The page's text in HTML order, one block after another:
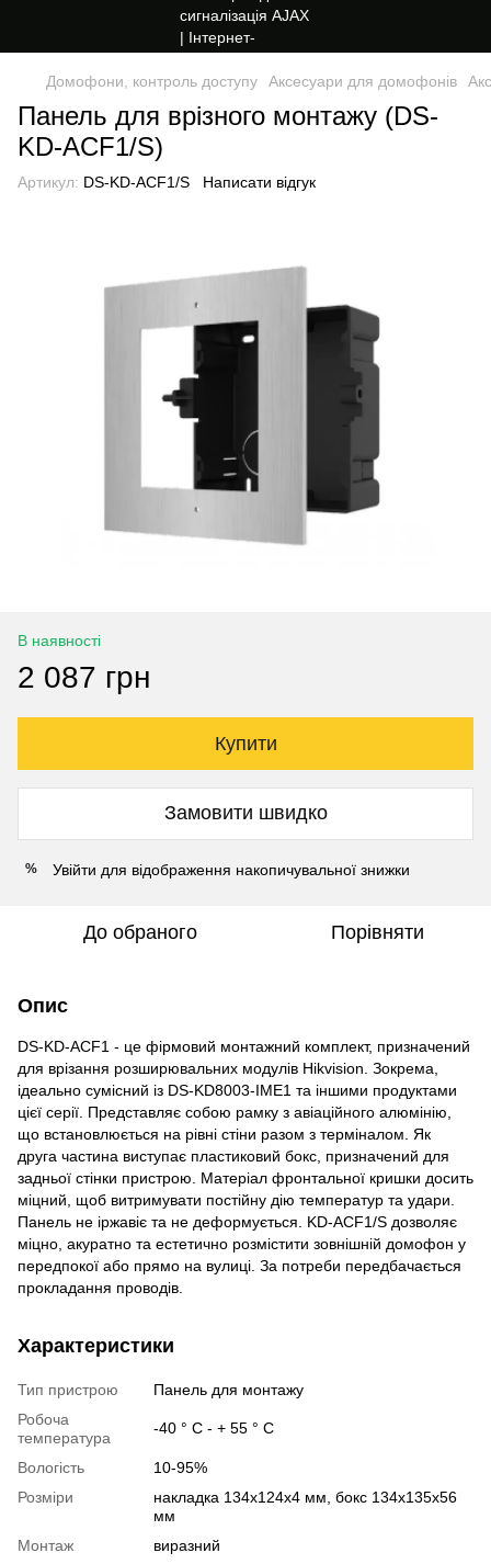
Домофони, контроль доступу Аксесуари для домофонів
Панель для врізного монтажу (DS-
KD-ACF1/S)
Артикул: DS-KD-ACF1/S Написати відгук
В наявності
2 087 грн
Купити
Замовити швидко
% Увійти для відображення накопичувальної знижки
До обраного Порівняти
Опис
DS-KD-ACF1 - це фірмовий монтажний комплект, призначений
для врізання розширювальних модулів Hikvision. Зокрема,
ідеально сумісний із DS-KD8003-IME1 та іншими продуктами
цієї серії. Представляє собою рамку з авіаційного алюмінію,
що встановлюється на рівні стіни разом з терміналом. Як
друга частина виступає пластиковий бокс, призначений для
задньої стінки пристрою. Матеріал фронтальної кришки досить
міцний, щоб витримувати постійну дію температур та удари.
Панель не іржавіє та не деформується. KD-ACF1/S дозволяє
міцно, акуратно та естетично розмістити зовнішній домофон у
передпокої або прямо на вулиці. За потреби передбачається
прокладання проводів.
Характеристики
Тип пристрою
Панель для монтажу
Робоча
температура
-40 ° С - + 55 ° С
Вологість
10-95%
Розміри
накладка 134х124х4 мм, бокс 134х135х56
мм
Монтаж
виразний